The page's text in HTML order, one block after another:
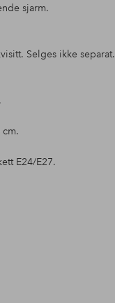
sjarm.
Selges ikke separat.
E24/E27.